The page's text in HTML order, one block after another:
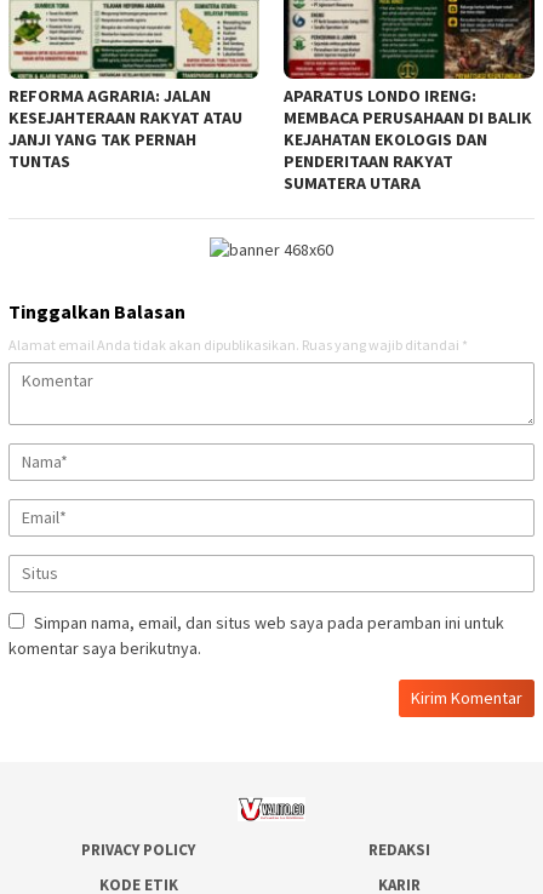
REFORMA AGRARIA: JALAN
KESEJAHTERAAN RAKYAT ATAU
JANJI YANG TAK PERNAH
TUNTAS
APARATUS LONDO IRENG:
MEMBACA PERUSAHAAN DI BALIK
KEJAHATAN EKOLOGIS DAN
PENDERITAAN RAKYAT
SUMATERA UTARA
Tinggalkan Balasan
Alamat email Anda tidak akan dipublikasikan. Ruas yang wajib ditandai *
Simpan nama, email, dan situs web saya pada peramban ini untuk
komentar saya berikutnya.
PRIVACY POLICY
REDAKSI
KODE ETIK
KARIR